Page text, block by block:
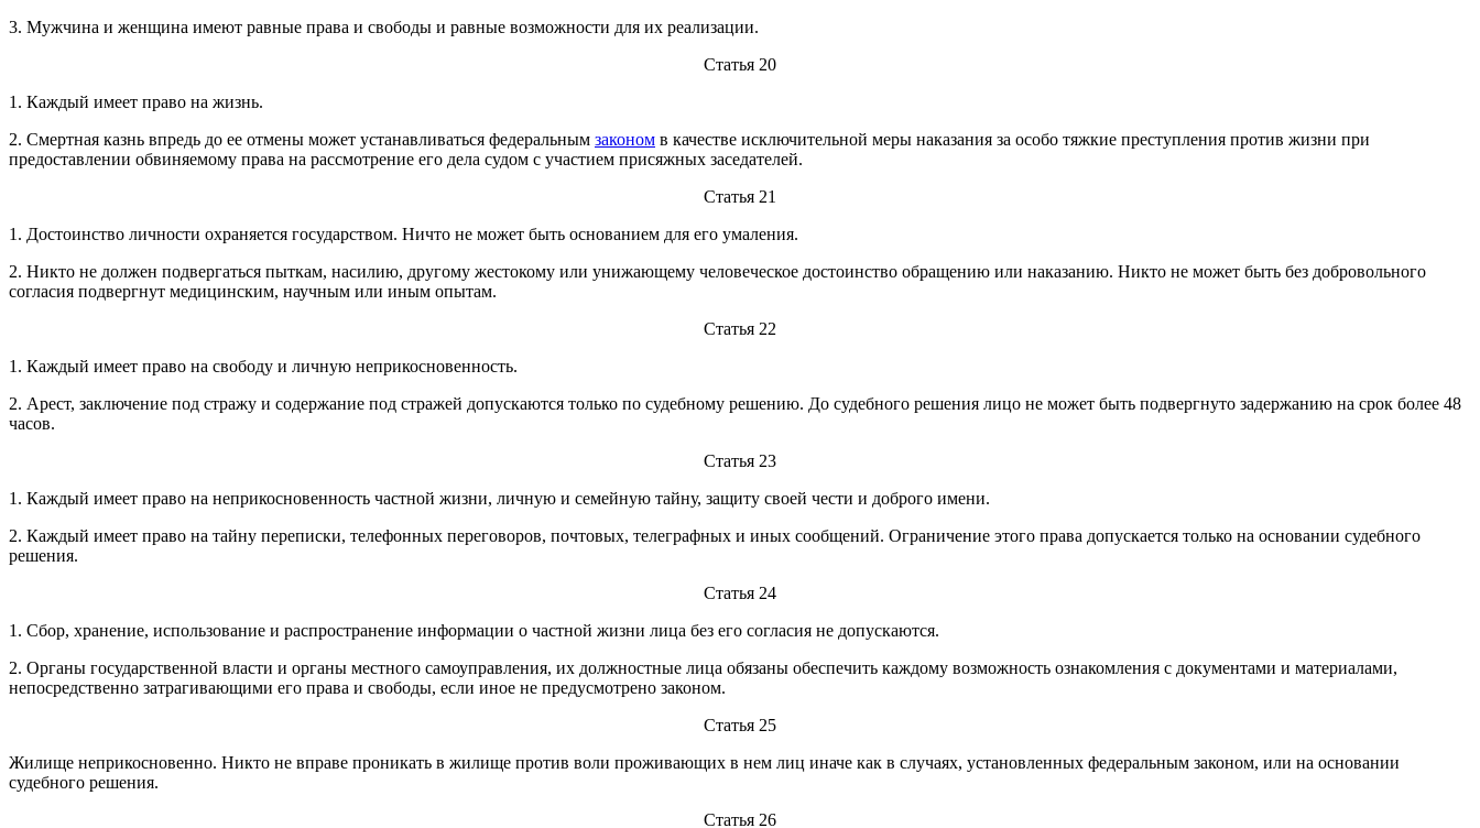
3. Мужчина и женщина имеют равные права и свободы и равные возможности для их реализации.
Статья 20
1. Каждый имеет право на жизнь.
2. Смертная казнь впредь до ее отмены может устанавливаться федеральным законом в качестве исключительной меры наказания за особо тяжкие преступления против жизни при
предоставлении обвиняемому права на рассмотрение его дела судом с участием присяжных заседателей.
Статья 21
1. Достоинство личности охраняется государством. Ничто не может быть основанием для его умаления.
2. Никто не должен подвергаться пыткам, насилию, другому жестокому или унижающему человеческое достоинство обращению или наказанию. Никто не может быть без добровольного
согласия подвергнут медицинским, научным или иным опытам.
Статья 22
1. Каждый имеет право на свободу и личную неприкосновенность.
2. Арест, заключение под стражу и содержание под стражей допускаются только по судебному решению. До судебного решения лицо не может быть подвергнуто задержанию на срок более 48
часов.
Статья 23
1. Каждый имеет право на неприкосновенность частной жизни, личную и семейную тайну, защиту своей чести и доброго имени.
2. Каждый имеет право на тайну переписки, телефонных переговоров, почтовых, телеграфных и иных сообщений. Ограничение этого права допускается только на основании судебного
решения.
Статья 24
1. Сбор, хранение, использование и распространение информации о частной жизни лица без его согласия не допускаются.
2. Органы государственной власти и органы местного самоуправления, их должностные лица обязаны обеспечить каждому возможность ознакомления с документами и материалами,
непосредственно затрагивающими его права и свободы, если иное не предусмотрено законом.
Статья 25
Жилище неприкосновенно. Никто не вправе проникать в жилище против воли проживающих в нем лиц иначе как в случаях, установленных федеральным законом, или на основании
судебного решения.
Статья 26